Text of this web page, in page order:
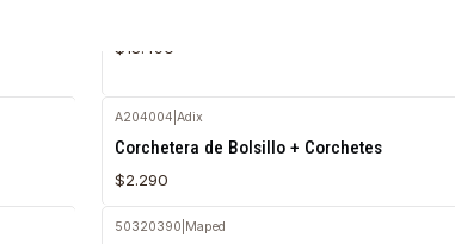
$13.490
A204004 Adix
Corchetera de Bolsillo + Corchetes
$2.290
50320390 Maped